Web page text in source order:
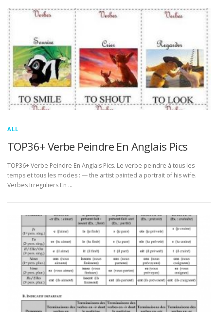
ALL
TOP36+ Verbe Peindre En Anglais Pics
TOP36+ Verbe Peindre En Anglais Pics. Le verbe peindre à tous les
temps et tous les modes : — the artist painted a portrait of his wife.
Verbes Irreguliers En …